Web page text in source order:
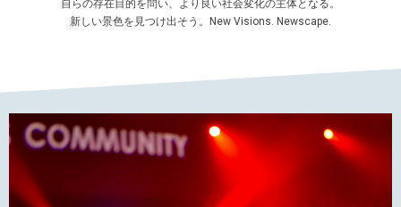
自らの存在目的を問い、より良い社会変化の主体となる。
新しい景色を見つけ出そう。New Visions. Newscape.